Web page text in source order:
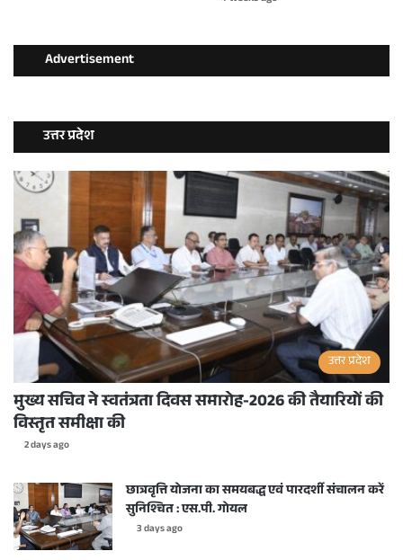
Advertisement
उत्तर प्रदेश
उत्तर प्रदेश
मुख्य सचिव ने स्वतंत्रता दिवस समारोह-2026 की तैयारियों की
विस्तृत समीक्षा की
2 days ago
छात्रवृत्ति योजना का समयबद्ध एवं पारदर्शी संचालन करें
सुनिश्चित : एस.पी. गोयल
3 days ago